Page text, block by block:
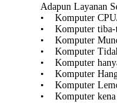
Adapun Layanan
• Komputer
• Komputer tiba-
• Komputer
• Komputer
• Komputer
• Komputer
• Komputer
• Komputer kena